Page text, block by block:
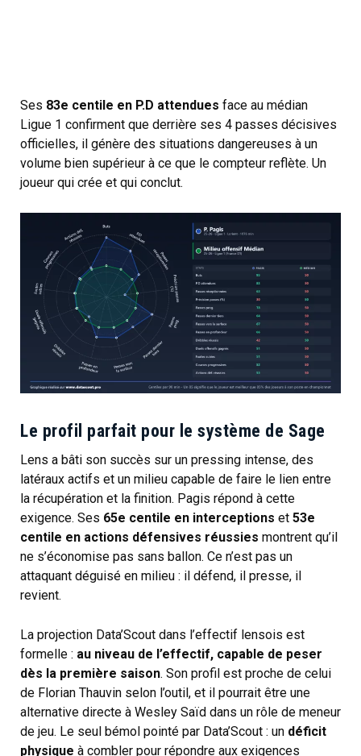
Ses 83e centile en P.D attendues face au médian
Ligue 1 confirment que derrière ses 4 passes décisives
officielles, il génère des situations dangereuses à un
volume bien supérieur à ce que le compteur reflète. Un
joueur qui crée et qui conclut.
Le profil parfait pour le système de Sage
Lens a bâti son succès sur un pressing intense, des
latéraux actifs et un milieu capable de faire le lien entre
la récupération et la finition. Pagis répond à cette
exigence. Ses 65e centile en interceptions et 53e
centile en actions défensives réussies montrent qu’il
ne s’économise pas sans ballon. Ce n’est pas un
attaquant déguisé en milieu : il défend, il presse, il
revient.
La projection Data’Scout dans l’effectif lensois est
formelle : au niveau de l’effectif, capable de peser
dès la première saison. Son profil est proche de celui
de Florian Thauvin selon l’outil, et il pourrait être une
alternative directe à Wesley Saïd dans un rôle de meneur
de jeu. Le seul bémol pointé par Data’Scout : un déficit
physique à combler pour répondre aux exigences